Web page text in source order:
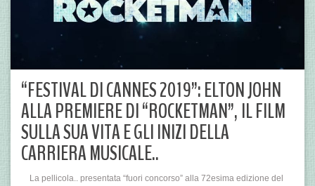
“FESTIVAL DI CANNES 2019”: ELTON JOHN
ALLA PREMIERE DI “ROCKETMAN”, IL FILM
SULLA SUA VITA E GLI INIZI DELLA
CARRIERA MUSICALE..
La pellicola.. presentata “fuori concorso” alla 72esima edizione del